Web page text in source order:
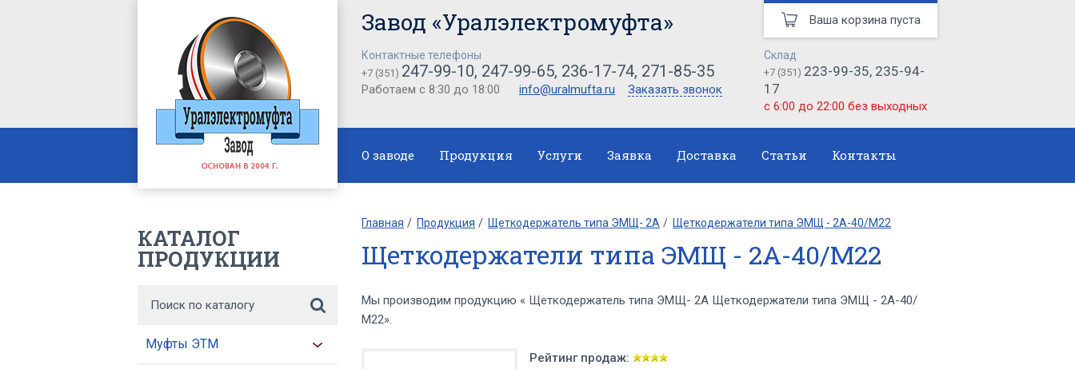
Завод «Уралэлектромуфта»
Контактные телефоны
+7 (351) 247-99-10, 247-99-65, 236-17-74, 271-85-35
Работаем с 8:30 до 18:00 info@uralmufta.ru Заказать звонок
Склад
+7 (351) 223-99-35, 235-94-
17
с 6:00 до 22:00 без выходных
Ваша корзина пуста
О заводе Продукция Услуги Заявка Доставка Статьи Контакты
КАТАЛОГ
ПРОДУКЦИИ
Муфты ЭТМ
Главная Продукция Щеткодержатель типа ЭМЩ- 2А Щеткодержатели типа ЭМЩ - 2А-40/М22
Щеткодержатели типа ЭМЩ - 2А-40/М22
Мы производим продукцию « Щеткодержатель типа ЭМЩ- 2А Щеткодержатели типа ЭМЩ - 2А-40/
М22».
Рейтинг продаж: